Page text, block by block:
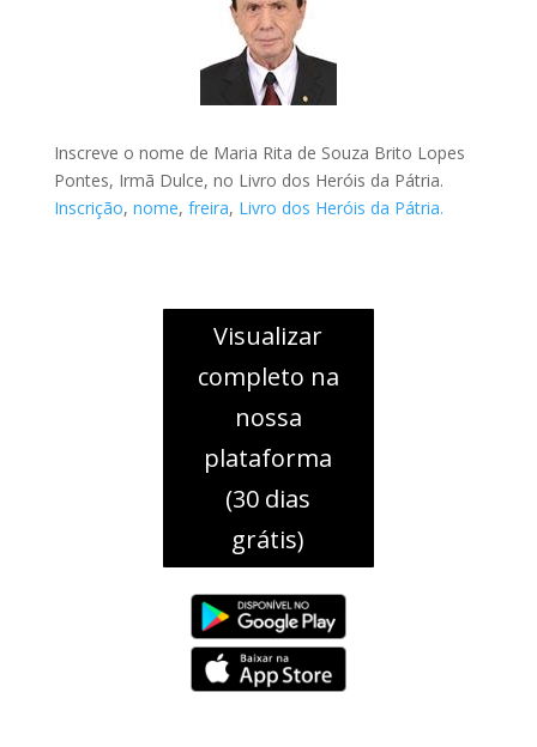
Inscreve o nome de Maria Rita de Souza Brito Lopes
Pontes, Irmã Dulce, no Livro dos Heróis da Pátria.
Inscrição, nome, freira, Livro dos Heróis da Pátria.
Visualizar
completo na
nossa
plataforma
(30 dias
grátis)